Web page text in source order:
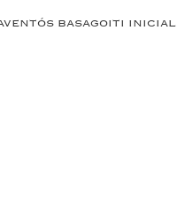
BASAGOITI INICIAL